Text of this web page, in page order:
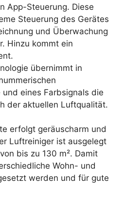
App-Steuerung. Diese
Steuerung des Gerätes
und Überwachung
Hinzu kommt ein
übernimmt in
eines Farbsignals die
der aktuellen Luftqualität.
erfolgt geräuscharm und
Luftreiniger ist ausgelegt
bis zu 130 m². Damit
Wohn- und
werden und für gute